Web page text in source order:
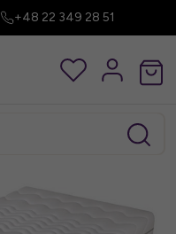
+48 22 349 28 51